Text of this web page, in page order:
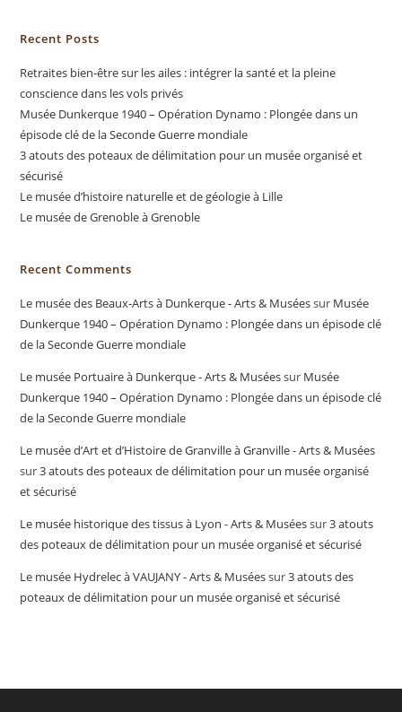
Recent Posts
Retraites bien-être sur les ailes : intégrer la santé et la pleine
conscience dans les vols privés
Musée Dunkerque 1940 – Opération Dynamo : Plongée dans un
épisode clé de la Seconde Guerre mondiale
3 atouts des poteaux de délimitation pour un musée organisé et
sécurisé
Le musée d’histoire naturelle et de géologie à Lille
Le musée de Grenoble à Grenoble
Recent Comments
Le musée des Beaux-Arts à Dunkerque - Arts & Muséessur Musée
Dunkerque 1940 – Opération Dynamo : Plongée dans un épisode clé
de la Seconde Guerre mondiale
Le musée Portuaire à Dunkerque - Arts & Muséessur Musée
Dunkerque 1940 – Opération Dynamo : Plongée dans un épisode clé
de la Seconde Guerre mondiale
Le musée d’Art et d’Histoire de Granville à Granville - Arts & Musées
sur3 atouts des poteaux de délimitation pour un musée organisé
et sécurisé
Le musée historique des tissus à Lyon - Arts & Muséessur3 atouts
des poteaux de délimitation pour un musée organisé et sécurisé
Le musée Hydrelec à VAUJANY - Arts & Muséessur3 atouts des
poteaux de délimitation pour un musée organisé et sécurisé